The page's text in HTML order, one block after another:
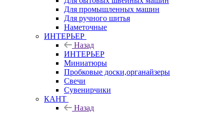
Для промышленных машин
Для ручного шитья
Наметочные
ИНТЕРЬЕР
Назад
ИНТЕРЬЕР
Миниатюры
Пробковые доски,органайзеры
Свечи
Сувенирчики
КАНТ
Назад